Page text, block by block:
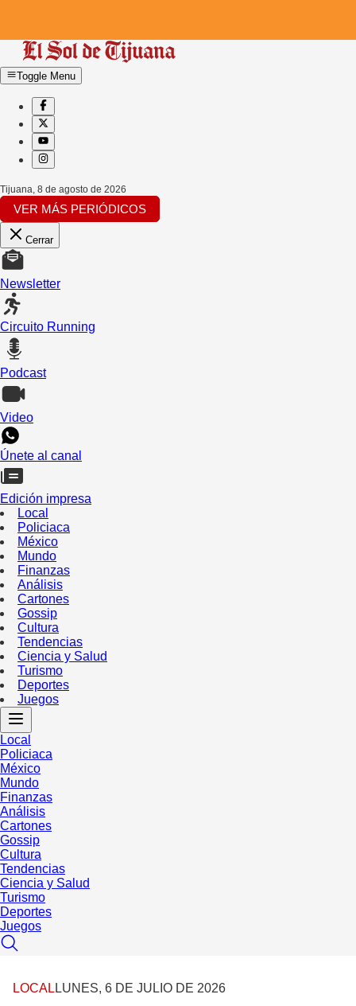
Toggle Menu
Tijuana 8 de agosto de 2026
VER MÁS PERIÓDICOS
Cerrar
Newsletter
Circuito Running
Podcast
Video
Únete al canal
Edición impresa
Local
Policiaca
México
Mundo
Finanzas
Análisis
Cartones
Gossip
Cultura
Tendencias
Ciencia y Salud
Turismo
Deportes
Juegos
Local
Policiaca
México
Mundo
Finanzas
Análisis
Cartones
Gossip
Cultura
Tendencias
Ciencia y Salud
Turismo
Deportes
Juegos
LOCAL LUNES, 6 DE JULIO DE 2026